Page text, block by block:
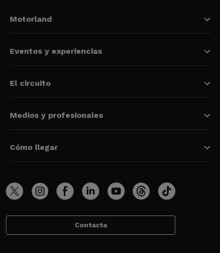
Motorland
Eventos y experiencias
El circuito
Medios y profesionales
Cómo llegar
Contacta